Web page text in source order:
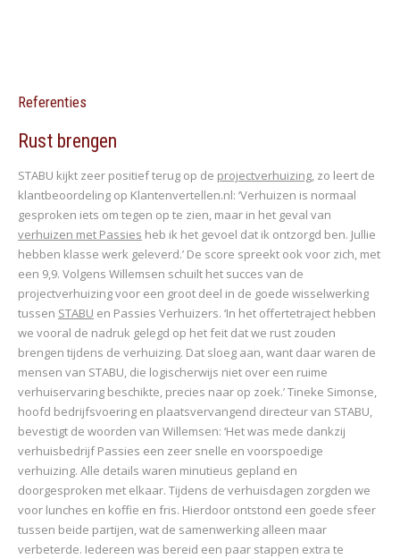
Referenties
Rust brengen
STABU kijkt zeer positief terug op de projectverhuizing, zo leert de
klantbeoordeling op Klantenvertellen.nl: ‘Verhuizen is normaal
gesproken iets om tegen op te zien, maar in het geval van
verhuizen met Passies heb ik het gevoel dat ik ontzorgd ben. Jullie
hebben klasse werk geleverd.’ De score spreekt ook voor zich, met
een 9,9. Volgens Willemsen schuilt het succes van de
projectverhuizing voor een groot deel in de goede wisselwerking
tussen STABU en Passies Verhuizers. ‘In het offertetraject hebben
we vooral de nadruk gelegd op het feit dat we rust zouden
brengen tijdens de verhuizing. Dat sloeg aan, want daar waren de
mensen van STABU, die logischerwijs niet over een ruime
verhuiservaring beschikte, precies naar op zoek.’ Tineke Simonse,
hoofd bedrijfsvoering en plaatsvervangend directeur van STABU,
bevestigt de woorden van Willemsen: ‘Het was mede dankzij
verhuisbedrijf Passies een zeer snelle en voorspoedige
verhuizing. Alle details waren minutieus gepland en
doorgesproken met elkaar. Tijdens de verhuisdagen zorgden we
voor lunches en koffie en fris. Hierdoor ontstond een goede sfeer
tussen beide partijen, wat de samenwerking alleen maar
verbeterde. Iedereen was bereid een paar stappen extra te